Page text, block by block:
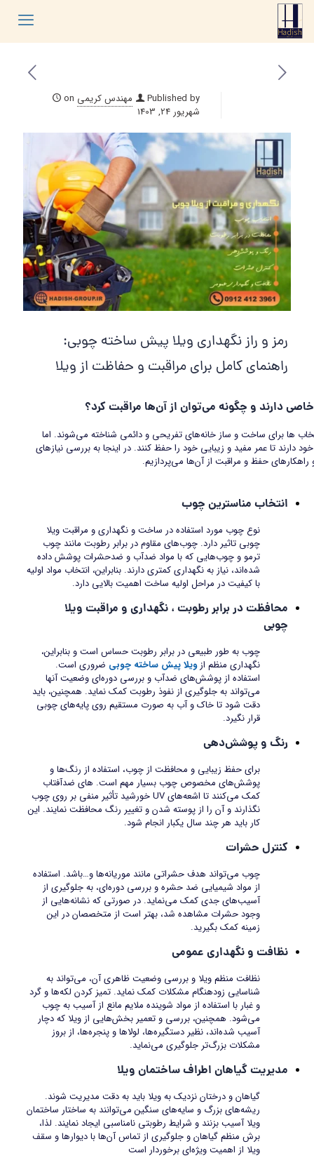
Published by مهندس کریمی on
شهریور 24, 1403
رمز و راز نگهداری ویلا پیش ساخته چوبی:
راهنمای کامل برای مراقبت و حفاظت از ویلا
دارند و چگونه می‌توان از آن‌ها مراقبت کرد؟
ها برای ساخت و ساز خانه‌های تفریحی و دائمی شناخته می‌شوند. اما
دارند تا عمر مفید و زیبایی خود را حفظ کنند. در اینجا به بررسی نیازهای
حفظ و مراقبت از آن‌ها می‌پردازیم.
انتخاب مناسترین چوب
نوع چوب مورد استفاده در ساخت و نگهداری و مراقبت ویلا
چوبی تاثیر دارد. چوب‌های مقاوم در برابر رطوبت مانند چوب
ترمو و چوب‌هایی که با مواد ضدآب و ضدحشرات پوشش داده
شده‌اند، نیاز به نگهداری کمتری دارند. بنابراین، انتخاب مواد اولیه
با کیفیت در مراحل اولیه ساخت اهمیت بالایی دارد.
محافظت در برابر رطوبت ، نگهداری و مراقبت ویلا
چوبی
چوب به طور طبیعی در برابر رطوبت حساس است و بنابراین،
نگهداری منظم ازویلا پیش ساخته چوبی ضروری است.
استفاده از پوشش‌های ضدآب و بررسی دوره‌ای وضعیت آنها
می‌تواند به جلوگیری از نفوذ رطوبت کمک نماید. همچنین، باید
دقت شود تا خاک و آب به صورت مستقیم روی پایه‌های چوبی
قرار نگیرد.
رنگ و پوشش‌دهی
برای حفظ زیبایی و محافظت از چوب، استفاده از رنگ‌ها و
پوشش‌های مخصوص چوب بسیار مهم است. ‌های ضدآفتاب
کمک می‌کنند تا اشعه‌های UV خورشید تأثیر منفی بر روی چوب
نگذارند و آن را از پوسته شدن و تغییر رنگ محافظت نمایند. این
کار باید هر چند سال یکبار انجام شود.
کنترل حشرات
چوب می‌تواند هدف حشراتی مانند موریانه‌ها و…باشد. استفاده
از مواد شیمیایی ضد حشره و بررسی دوره‌ای، به جلوگیری از
آسیب‌های جدی کمک می‌نماید. در صورتی که نشانه‌هایی از
وجود حشرات مشاهده شد، بهتر است از متخصصان در این
زمینه کمک بگیرید.
نظافت و نگهداری عمومی
نظافت منظم ویلا و بررسی وضعیت ظاهری آن، می‌تواند به
شناسایی زودهنگام مشکلات کمک نماید. تمیز کردن لکه‌ها و گرد
و غبار با استفاده از مواد شوینده ملایم مانع از آسیب به چوب
می‌شود. همچنین، بررسی و تعمیر بخش‌هایی از ویلا که دچار
آسیب شده‌اند، نظیر دستگیره‌ها، لولاها و پنجره‌ها، از بروز
مشکلات بزرگ‌تر جلوگیری می‌نماید.
مدیریت گیاهان اطراف ساختمان ویلا
گیاهان و درختان نزدیک به ویلا باید به دقت مدیریت شوند.
ریشه‌های بزرگ و سایه‌های سنگین می‌توانند به ساختار ساختمان
ویلا آسیب بزنند و شرایط رطوبتی نامناسبی ایجاد نمایند. لذا،
برش منظم گیاهان و جلوگیری از تماس آن‌ها با دیوارها و سقف
ویلا از اهمیت ویژه‌ای برخوردار است